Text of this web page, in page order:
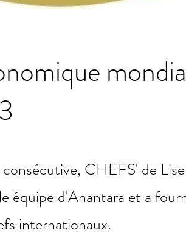
CHEFS' de
équipe d'Anantara et a
internationaux.